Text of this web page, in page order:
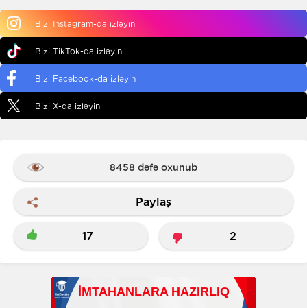
Bizi Instagram-da izləyin
Bizi TikTok-da izləyin
Bizi Facebook-da izləyin
Bizi X-da izləyin
8458 dəfə oxunub
Paylaş
17 2